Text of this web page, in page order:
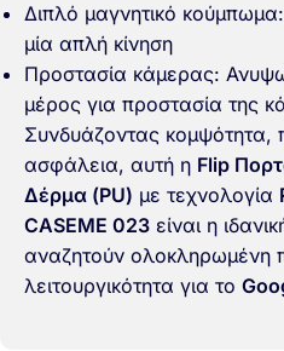
Διπλό μαγνητικό κούμπωμα:
μία απλή κίνηση
Προστασία κάμερας:
μέρος για προστασία της
Συνδυάζοντας κομψότητα,
ασφάλεια, αυτή η Flip
Δέρμα (PU) με τεχνολογία
CASEME 023 είναι η
αναζητούν ολοκληρωμένη
λειτουργικότητα για το